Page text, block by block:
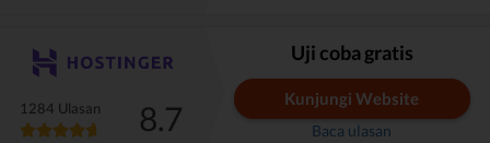
1284 Ulasan 8.7
Uji coba gratis
Kunjungi Website
Baca ulasan